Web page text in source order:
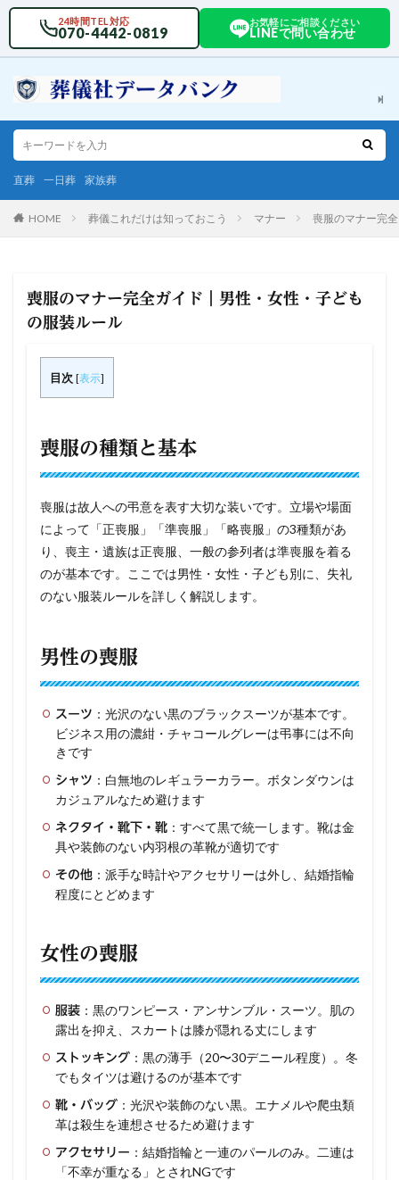
24時間TEL対応
070-4442-0819
お気軽にご相談ください
LINEで問い合わせ
直葬 一日葬 家族葬
HOME 葬儀これだけは知っておこう マナー 喪服のマナー完
喪服のマナー完全ガイド｜男性・女性・子ども
の服装ルール
目次 [表示]
喪服の種類と基本
喪服は故人への弔意を表す大切な装いです。立場や場面
によって「正喪服」「準喪服」「略喪服」の3種類があ
り、喪主・遺族は正喪服、一般の参列者は準喪服を着る
のが基本です。ここでは男性・女性・子ども別に、失礼
のない服装ルールを詳しく解説します。
男性の喪服
スーツ ：光沢のない黒のブラックスーツが基本です。
ビジネス用の濃紺・チャコールグレーは弔事には不向
きです
シャツ ：白無地のレギュラーカラー。ボタンダウンは
カジュアルなため避けます
ネクタイ・靴下・靴 ：すべて黒で統一します。靴は金
具や装飾のない内羽根の革靴が適切です
その他 ：派手な時計やアクセサリーは外し、結婚指輪
程度にとどめます
女性の喪服
服装 ：黒のワンピース・アンサンブル・スーツ。肌の
露出を抑え、スカートは膝が隠れる丈にします
ストッキング ：黒の薄手（20〜30デニール程度）。冬
でもタイツは避けるのが基本です
靴・バッグ ：光沢や装飾のない黒。エナメルや爬虫類
革は殺生を連想させるため避けます
アクセサリー ：結婚指輪と一連のパールのみ。二連は
「不幸が重なる」とされNGです